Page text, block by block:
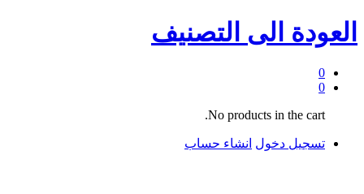
العودة الى التصنيف
0
0
No products in the cart.
تسجيل دخول انشاء حساب